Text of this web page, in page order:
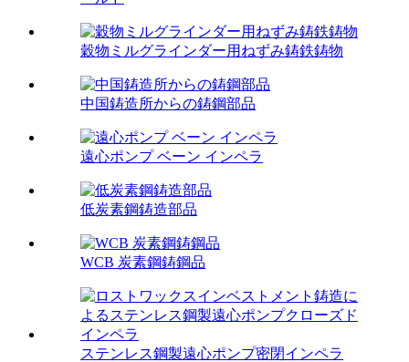
穀物ミルグラインダー用ねずみ鋳鉄鋳物
中国鋳造所からの鋳鋼部品
遠心ポンプ ベーン インペラ
低炭素鋼鋳造部品
WCB 炭素鋼鋳鋼品
ステンレス鋼製遠心ポンプ密閉インペラ